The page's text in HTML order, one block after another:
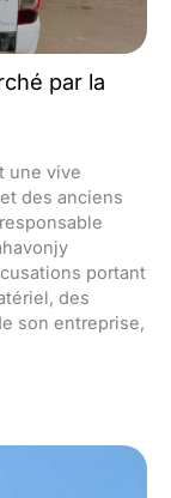
par la
une vive
des anciens
portant
des
son entreprise,